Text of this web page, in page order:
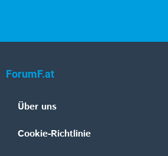
ForumF.at
Über uns
Cookie-Richtlinie